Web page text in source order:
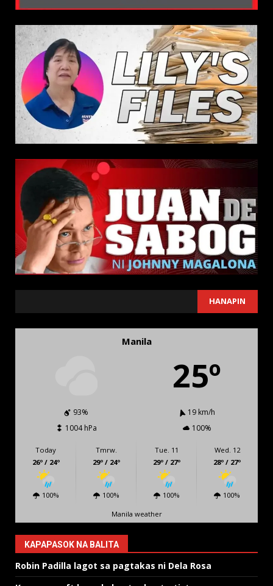
HANAPIN
Manila
25º
93%
19 km/h
1004 hPa
100%
Today
26º / 24º
100%
Tmrw.
29º / 24º
100%
Tue. 11
29º / 27º
100%
Wed. 12
28º / 27º
100%
Manila weather
KAPAPASOK NA BALITA
Robin Padilla lagot sa pagtakas ni Dela Rosa